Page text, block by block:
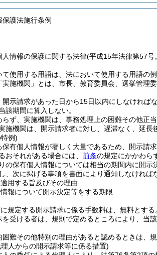
護法施行条例
人情報の保護に関する法律(平成15年法律第57号
て使用する用語は、法において使用する用語の例
実施機関」とは、市長、教育委員会、選挙管理
示請求があった日から15日以内にしなければな
該期間に算入しない。
ず、実施機関は、事務処理上の困難その他正当
施機関は、開示請求者に対し、遅滞なく、延
例)
保有個人情報が著しく大量であるため、開示請
おそれがある場合には、 前条の規定にかかわら
の保有個人情報については相当の期間内に開示
、次に掲げる事項を書面により通知しなければ
用する旨及びその理由
報について開示決定等をする期限
規定する開示請求に係る手数料は、無料とする
受ける者は、規則で定めるところにより、当
難その他特別の理由があると認めるときは、
人からの開示請求等に係る措置)